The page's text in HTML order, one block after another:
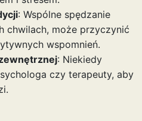
: Wspólne spędzanie
chwilach, może przyczynić
wspomnień.
: Niekiedy
czy terapeuty, aby